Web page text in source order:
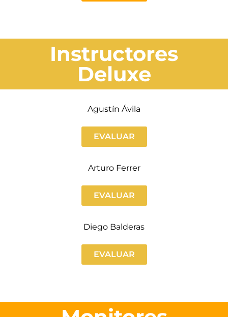
Instructores
Deluxe
Agustín Ávila
EVALUAR
Arturo Ferrer
EVALUAR
Diego Balderas
EVALUAR